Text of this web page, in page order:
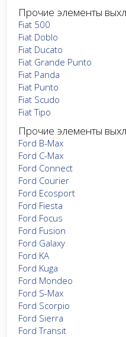
Прочие элементы
Fiat 500
Fiat Doblo
Fiat Ducato
Fiat Grande Punto
Fiat Panda
Fiat Punto
Fiat Scudo
Fiat Tipo
Прочие элементы
Ford B-Max
Ford C-Max
Ford Connect
Ford Courier
Ford Ecosport
Ford Fiesta
Ford Focus
Ford Fusion
Ford Galaxy
Ford KA
Ford Kuga
Ford Mondeo
Ford S-Max
Ford Scorpio
Ford Sierra
Ford Transit